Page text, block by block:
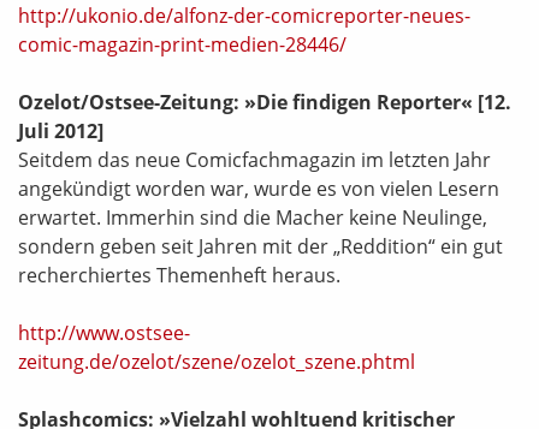
http://ukonio.de/alfonz-der-comicreporter-neues-
comic-magazin-print-medien-28446/
Ozelot/Ostsee-Zeitung: »Die findigen Reporter« [12.
Juli 2012]
Seitdem das neue Comicfachmagazin im letzten Jahr
angekündigt worden war, wurde es von vielen Lesern
erwartet. Immerhin sind die Macher keine Neulinge,
sondern geben seit Jahren mit der „Reddition“ ein gut
recherchiertes Themenheft heraus.
http://www.ostsee-
zeitung.de/ozelot/szene/ozelot_szene.phtml
Splashcomics: »Vielzahl wohltuend kritischer